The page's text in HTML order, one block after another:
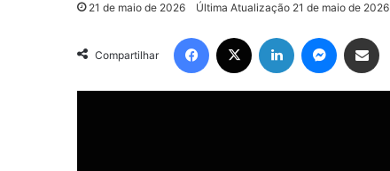
21 de maio de 2026 Última Atualização 21 de maio de 2026
Compartilhar